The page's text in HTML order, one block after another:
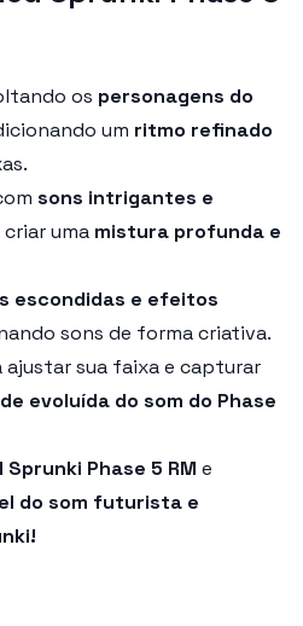
os personagens do
um ritmo refinado
sons intrigantes e
criar uma mistura profunda e
escondidas e efeitos
sons de forma criativa.
ajustar sua faixa e capturar
evoluída do som do Phase
Sprunki Phase 5 RM e
do som futurista e